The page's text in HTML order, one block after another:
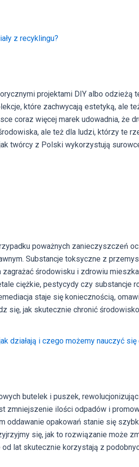
z recyklingu?
projektami DIY albo odzieżą
które zachwycają estetyką, ale
coraz więcej marek udowadnia, że
ale też dla ludzi, którzy te
twórcy z Polski wykorzystują
poważnych zanieczyszczeń
Substancje toksyczne z
środowisku i zdrowiu
ciężkie, pestycydy czy substancje
staje się koniecznością,
się, jak skutecznie chronić
działają i czego możemy nauczyć się
butelek i puszek,
zmniejszenie ilości odpadów i
oddawanie opakowań stanie się
się, jak to rozwiązanie może
lat skutecznie korzystają z